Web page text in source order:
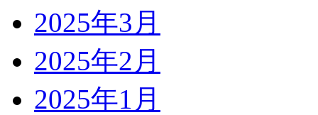
2025年3月
2025年2月
2025年1月